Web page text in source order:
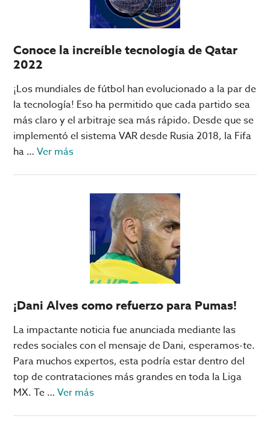
Janoub,
el
del
en
Qatar
Conoce la increíble tecnología de Qatar
2022
¡Los mundiales de fútbol han evolucionado a la par de
la tecnología! Eso ha permitido que cada partido sea
más claro y el arbitraje sea más rápido. Desde que se
implementó el sistema VAR desde Rusia 2018, la Fifa
ha …Ver másacerca
increíble
tecnología
Qatar
2022
¡Dani Alves como refuerzo para Pumas!
La impactante noticia fue anunciada mediante las
redes sociales con el mensaje de Dani, esperamos-te.
Para muchos expertos, esta podría estar dentro del
top de contrataciones más grandes en toda la Liga
MX. Te …Ver másacerca